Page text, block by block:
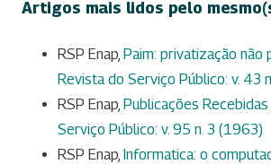
Artigos mais lidos pelo
RSP Enap, Paim: privatização não
Revista do Serviço Público: v. 43
RSP Enap, Publicações Recebidas
Serviço Público: v. 95 n. 3 (1963)
RSP Enap, Informatica: o